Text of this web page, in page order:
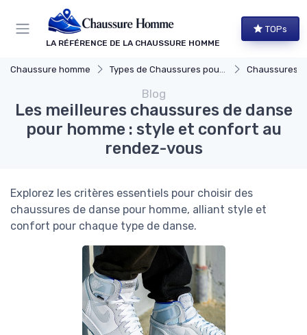
LA RÉFÉRENCE DE LA CHAUSSURE HOMME
TOPs
Chaussure homme Types de Chaussures pour Hommes Chaussures
Blog
Les meilleures chaussures de danse
pour homme : style et confort au
rendez-vous
Explorez les critères essentiels pour choisir des
chaussures de danse pour homme, alliant style et
confort pour chaque type de danse.
Panneau de gestion des cookies